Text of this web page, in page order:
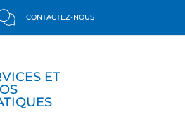
CONTACTEZ-NOUS
ET